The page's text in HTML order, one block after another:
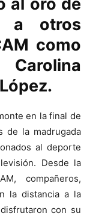
a otros
como
Carolina
en la final de
de la madrugada
al deporte
Desde la
compañeros,
la distancia a la
con su